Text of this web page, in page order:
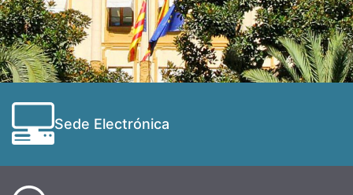
Sede Electrónica